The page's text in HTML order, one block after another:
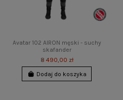
Avatar 102 AIRON męski - suchy
skafander
8 490,00 zł
Dodaj do koszyka